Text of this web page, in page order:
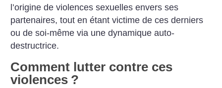
l’origine de violences sexuelles envers ses
partenaires, tout en étant victime de ces derniers
ou de soi-même via une dynamique auto-
destructrice.
Comment lutter contre ces
violences ?